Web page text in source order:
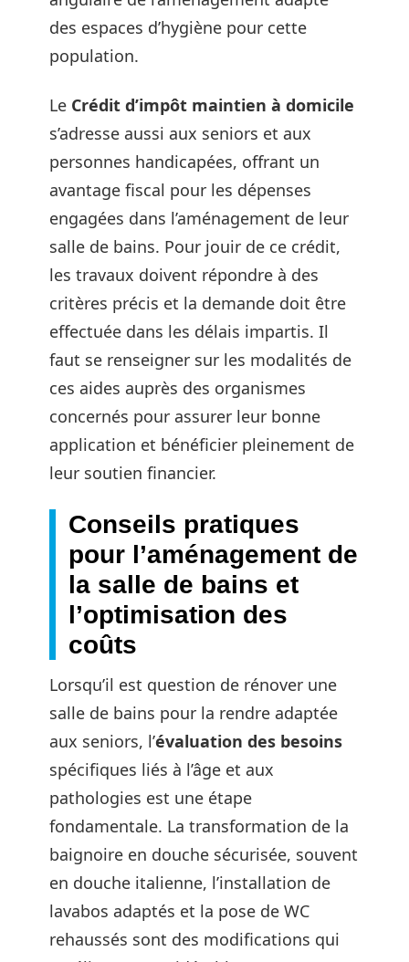
des espaces d’hygiène pour cette
population.
Le Crédit d’impôt maintien à domicile
s’adresse aussi aux seniors et aux
personnes handicapées, offrant un
avantage fiscal pour les dépenses
engagées dans l’aménagement de leur
salle de bains. Pour jouir de ce crédit,
les travaux doivent répondre à des
critères précis et la demande doit être
effectuée dans les délais impartis. Il
faut se renseigner sur les modalités de
ces aides auprès des organismes
concernés pour assurer leur bonne
application et bénéficier pleinement de
leur soutien financier.
Conseils pratiques
pour l’aménagement de
la salle de bains et
l’optimisation des
coûts
Lorsqu’il est question de rénover une
salle de bains pour la rendre adaptée
aux seniors, l’évaluation des besoins
spécifiques liés à l’âge et aux
pathologies est une étape
fondamentale. La transformation de la
baignoire en douche sécurisée, souvent
en douche italienne, l’installation de
lavabos adaptés et la pose de WC
rehaussés sont des modifications qui